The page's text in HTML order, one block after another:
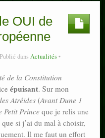
OUI de
Publié dansActualités
de la Constitution
épuisant. Sur mon
Atréides(Avant Dune 1
Petit Prince que je relis une
si j’ai du mal à choisir,
Il me faut un effort